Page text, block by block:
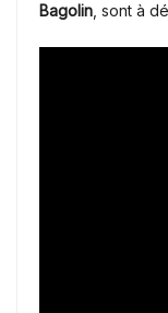
Bagolin , sont à